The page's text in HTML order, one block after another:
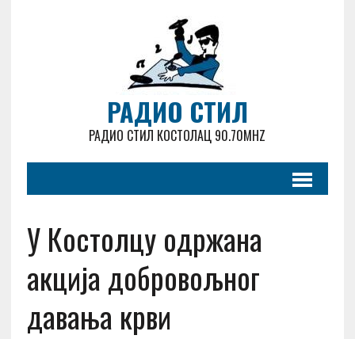
РАДИО СТИЛ
РАДИО СТИЛ КОСТОЛАЦ 90.70MHZ
У Костолцу одржана
акција добровољног
давања крви